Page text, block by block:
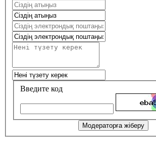
Введите код
Модераторға жіберу